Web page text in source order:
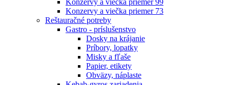
Konzervy a viečka priemer 73
Reštauračné potreby
Gastro - príslušenstvo
Dosky na krájanie
Príbory, lopatky
Misky a fľaše
Papier, etikety
Obväzy, náplaste